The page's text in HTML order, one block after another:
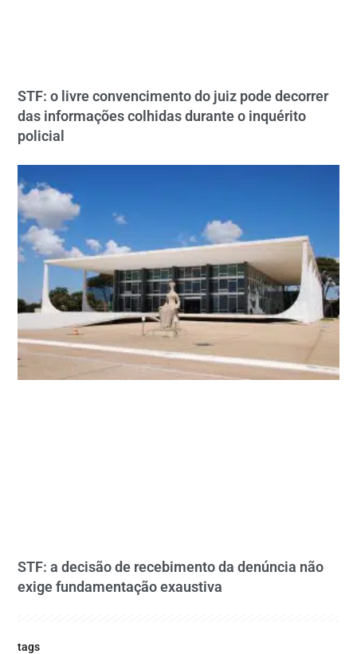
STF: o livre convencimento do juiz pode decorrer
das informações colhidas durante o inquérito
policial
STF: a decisão de recebimento da denúncia não
exige fundamentação exaustiva
tags